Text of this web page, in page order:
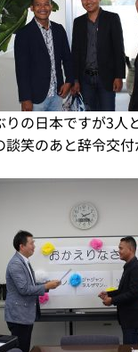
りの日本ですが3人
談笑のあと辞令交